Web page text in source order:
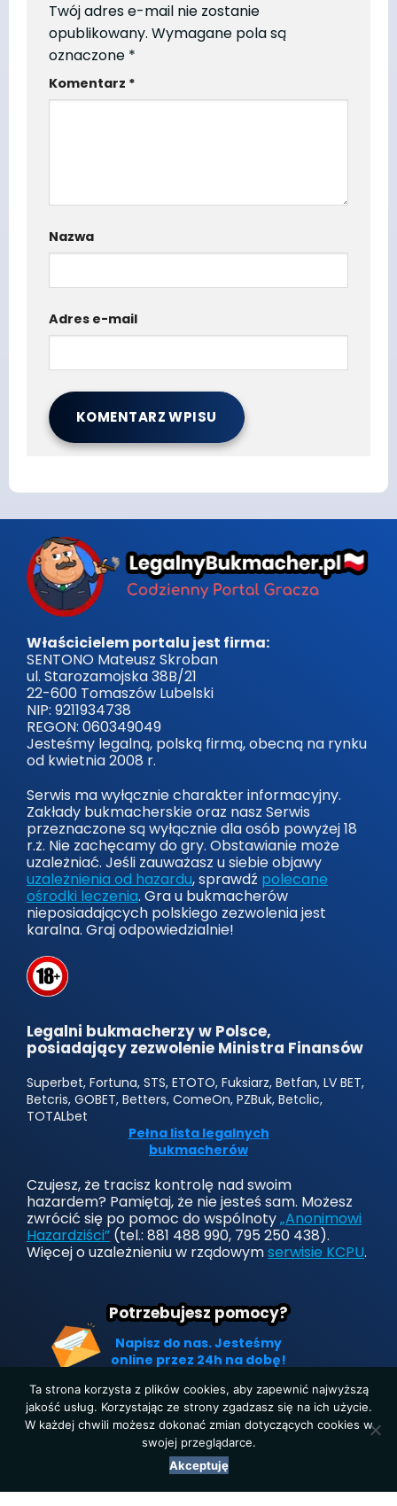
Twój adres e-mail nie zostanie
opublikowany. Wymagane pola są
oznaczone *
Komentarz *
Nazwa
Adres e-mail
Właścicielem portalu jest firma:
SENTONO Mateusz Skroban
ul. Starozamojska 38B/21
22-600 Tomaszów Lubelski
NIP: 9211934738
REGON: 060349049
Jesteśmy legalną, polską firmą, obecną na rynku
od kwietnia 2008 r.
Serwis ma wyłącznie charakter informacyjny.
Zakłady bukmacherskie oraz nasz Serwis
przeznaczone są wyłącznie dla osób powyżej 18
r.ż. Nie zachęcamy do gry. Obstawianie może
uzależniać. Jeśli zauważasz u siebie objawy
uzależnienia od hazardu, sprawdź polecane
ośrodki leczenia. Gra u bukmacherów
nieposiadających polskiego zezwolenia jest
karalna. Graj odpowiedzialnie!
Legalni bukmacherzy w Polsce,
posiadający zezwolenie Ministra Finansów
Superbet, Fortuna, STS, ETOTO, Fuksiarz, Betfan, LV BET,
Betcris, GOBET, Betters, ComeOn, PZBuk, Betclic,
TOTALbet
Pełna lista legalnych
bukmacherów
Czujesz, że tracisz kontrolę nad swoim
hazardem? Pamiętaj, że nie jesteś sam. Możesz
zwrócić się po pomoc do wspólnoty„Anonimowi
Hazardziści” (tel.: 881 488 990, 795 250 438).
Więcej o uzależnieniu w rządowymserwisie KCPU.
Potrzebujesz pomocy?
Napisz do nas. Jesteśmy
online przez 24h na dobę!
Strona główna|Polityka prywatności|O nas| Kontakt
Copyright © 2019-2025. Wszelkie prawa zastrzeżone.
LegalnyBukmacher.pl
Ta strona korzysta z plików cookies, aby zapewnić najwyższą
jakość usług. Korzystając ze strony zgadzasz się na ich użycie.
W każdej chwili możesz dokonać zmian dotyczących cookies w
swojej przeglądarce.
Akceptuję